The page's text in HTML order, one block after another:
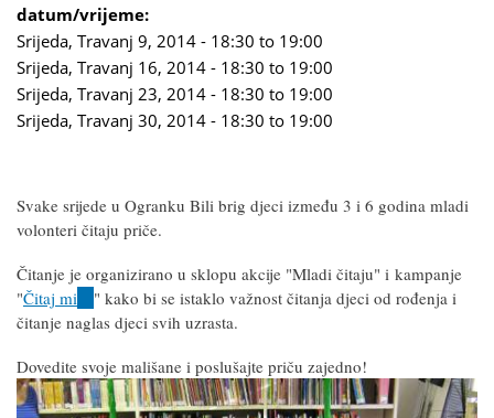
datum/vrijeme:
Srijeda, Travanj 9, 2014 - 18:30 to 19:00
Srijeda, Travanj 16, 2014 - 18:30 to 19:00
Srijeda, Travanj 23, 2014 - 18:30 to 19:00
Srijeda, Travanj 30, 2014 - 18:30 to 19:00
Svake srijede u Ogranku Bili brig djeci između 3 i 6 godina mladi
volonteri čitaju priče.
Čitanje je organizirano u sklopu akcije "Mladi čitaju" i kampanje
"Čitaj mi (link
is
" kako bi se istaklo važnost čitanja djeci od rođenja i
čitanje naglas djeci svih uzrasta.
Dovedite svoje mališane i poslušajte priču zajedno!